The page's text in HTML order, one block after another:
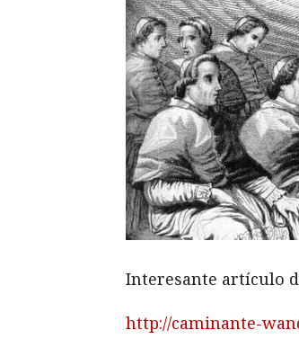
Interesante artículo
http://caminante-